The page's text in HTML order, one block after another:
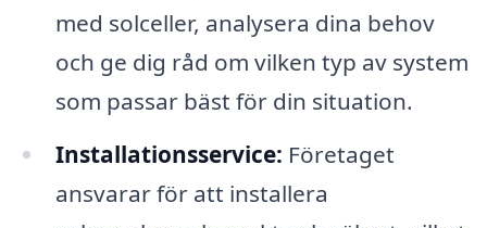
med solceller, analysera dina behov
och ge dig råd om vilken typ av system
som passar bäst för din situation.
Installationsservice: Företaget
ansvarar för att installera